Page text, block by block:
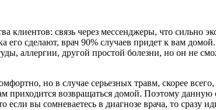
клиентов: связь через мессенджеры, что сильно
сделают, врач 90% случаев придет к вам
аллергии, другой простой болезни, но он не
но в случае серьезных травм, скорее
приходится возвращаться домой. Поэтому
вы сомневаетесь в диагнозе врача, то сразу